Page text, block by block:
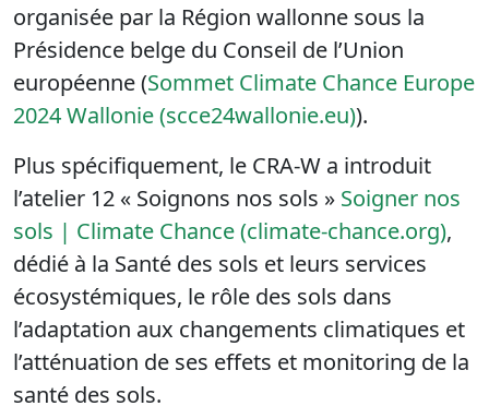
organisée par la Région wallonne sous la
Présidence belge du Conseil de l’Union
européenne (Sommet Climate Chance Europe
2024 Wallonie (scce24wallonie.eu)).
Plus spécifiquement, le CRA-W a introduit
l’atelier 12 « Soignons nos sols » Soigner nos
sols | Climate Chance (climate-chance.org),
dédié à la Santé des sols et leurs services
écosystémiques, le rôle des sols dans
l’adaptation aux changements climatiques et
l’atténuation de ses effets et monitoring de la
santé des sols.